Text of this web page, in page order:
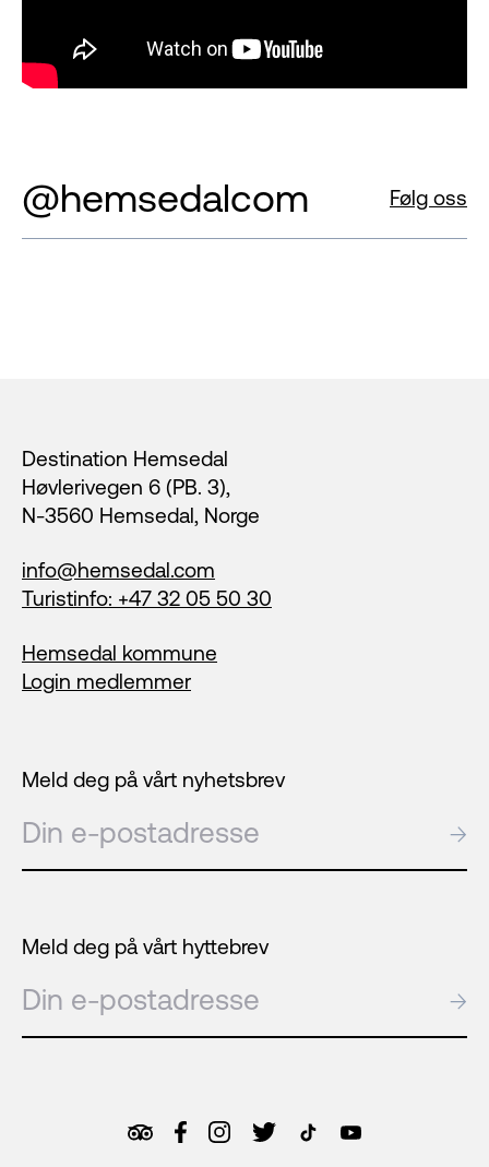
@hemsedalcom Følg oss
Destination Hemsedal
Høvlerivegen 6 (PB. 3),
N-3560 Hemsedal, Norge
info@hemsedal.com
Turistinfo: +47 32 05 50 30
Hemsedal kommune
Login medlemmer
Meld deg på vårt nyhetsbrev
E-post →
Meld deg på vårt hyttebrev
E-post →